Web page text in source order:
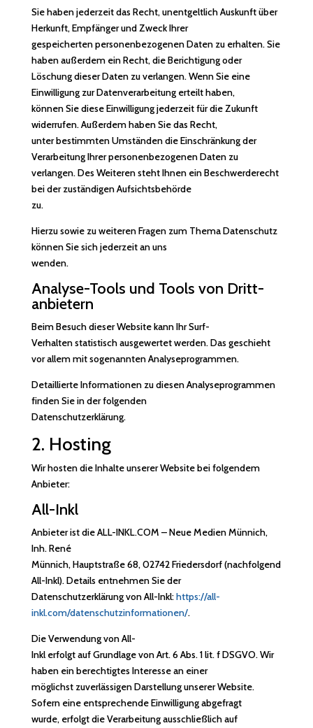
Sie haben jederzeit das Recht, unentgeltlich Auskunft über
Herkunft, Empfänger und Zweck Ihrer
gespeicherten personenbezogenen Daten zu erhalten. Sie
haben außerdem ein Recht, die Berichtigung oder
Löschung dieser Daten zu verlangen. Wenn Sie eine
Einwilligung zur Datenverarbeitung erteilt haben,
können Sie diese Einwilligung jederzeit für die Zukunft
widerrufen. Außerdem haben Sie das Recht,
unter bestimmten Umständen die Einschränkung der
Verarbeitung Ihrer personenbezogenen Daten zu
verlangen. Des Weiteren steht Ihnen ein Beschwerderecht
bei der zuständigen Aufsichtsbehörde
zu.
Hierzu sowie zu weiteren Fragen zum Thema Datenschutz
können Sie sich jederzeit an uns
wenden.
Analyse-Tools und Tools von Dritt­
anbietern
Beim Besuch dieser Website kann Ihr Surf-
Verhalten statistisch ausgewertet werden. Das geschieht
vor allem mit sogenannten Analyseprogrammen.
Detaillierte Informationen zu diesen Analyseprogrammen
finden Sie in der folgenden
Datenschutzerklärung.
2. Hosting
Wir hosten die Inhalte unserer Website bei folgendem
Anbieter:
All-Inkl
Anbieter ist die ALL-INKL.COM – Neue Medien Münnich,
Inh. René
Münnich, Hauptstraße 68, 02742 Friedersdorf (nachfolgend
All-Inkl). Details entnehmen Sie der
Datenschutzerklärung von All-Inkl:https://all-
inkl.com/datenschutzinformationen/.
Die Verwendung von All-
Inkl erfolgt auf Grundlage von Art. 6 Abs. 1 lit. f DSGVO. Wir
haben ein berechtigtes Interesse an einer
möglichst zuverlässigen Darstellung unserer Website.
Sofern eine entsprechende Einwilligung abgefragt
wurde, erfolgt die Verarbeitung ausschließlich auf